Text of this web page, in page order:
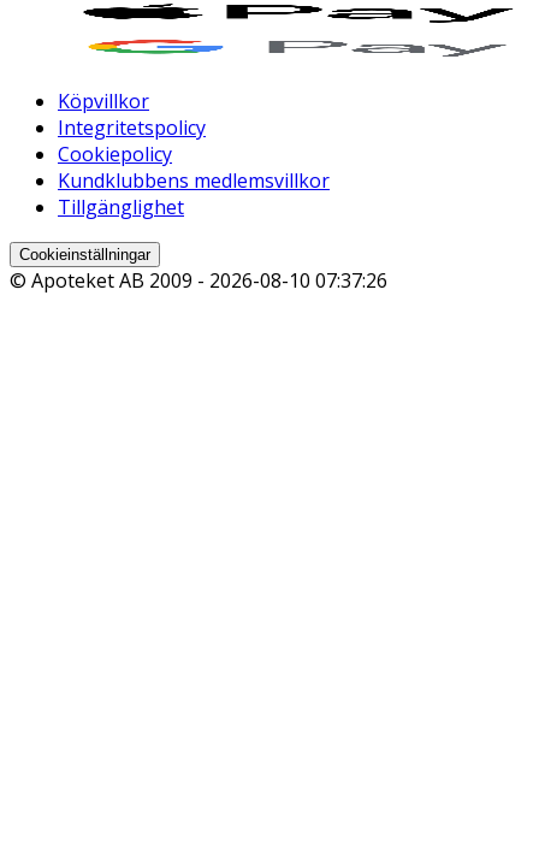
Köpvillkor
Integritetspolicy
Cookiepolicy
Kundklubbens medlemsvillkor
Tillgänglighet
Cookieinställningar
© Apoteket AB 2009 - 2026-08-10 07:37:26